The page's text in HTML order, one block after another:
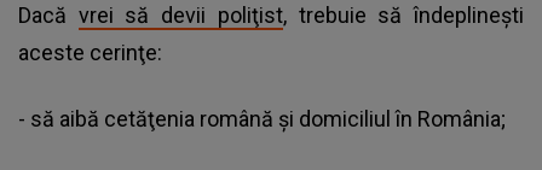
Dacă vrei să devii poliţist, trebuie să îndeplineşti
aceste cerinţe:
- să aibă cetăţenia română şi domiciliul în România;